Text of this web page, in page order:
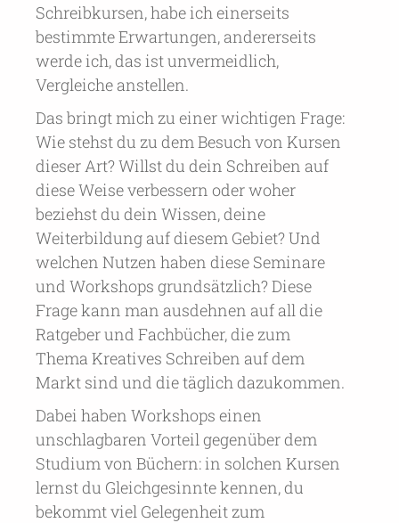
Schreibkursen, habe ich einerseits
bestimmte Erwartungen, andererseits
werde ich, das ist unvermeidlich,
Vergleiche anstellen.
Das bringt mich zu einer wichtigen Frage:
Wie stehst du zu dem Besuch von Kursen
dieser Art? Willst du dein Schreiben auf
diese Weise verbessern oder woher
beziehst du dein Wissen, deine
Weiterbildung auf diesem Gebiet? Und
welchen Nutzen haben diese Seminare
und Workshops grundsätzlich? Diese
Frage kann man ausdehnen auf all die
Ratgeber und Fachbücher, die zum
Thema Kreatives Schreiben auf dem
Markt sind und die täglich dazukommen.
Dabei haben Workshops einen
unschlagbaren Vorteil gegenüber dem
Studium von Büchern: in solchen Kursen
lernst du Gleichgesinnte kennen, du
bekommt viel Gelegenheit zum